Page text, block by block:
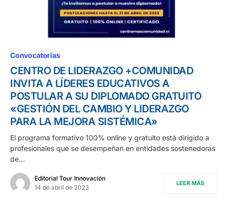
Convocatorias
CENTRO DE LIDERAZGO +COMUNIDAD
INVITA A LÍDERES EDUCATIVOS A
POSTULAR A SU DIPLOMADO GRATUITO
«GESTIÓN DEL CAMBIO Y LIDERAZGO
PARA LA MEJORA SISTÉMICA»
El programa formativo 100% online y gratuito está dirigido a
profesionales que se desempeñan en entidades sostenedoras
de…
Editorial Tour Innovación
14 de abril de 2023
LEER MÁS